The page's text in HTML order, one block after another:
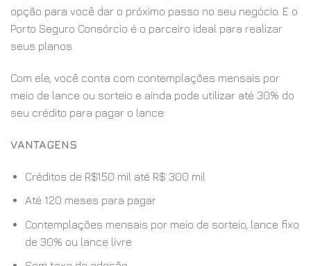
opção para você dar o próximo passo no seu negócio. E o
Porto Seguro Consórcio é o parceiro ideal para realizar
seus planos.
Com ele, você conta com contemplações mensais por
meio de lance ou sorteio e ainda pode utilizar até 30% do
seu crédito para pagar o lance.
VANTAGENS
Créditos de R$150 mil até R$ 300 mil
Até 120 meses para pagar
Contemplações mensais por meio de sorteio, lance fixo
de 30% ou lance livre